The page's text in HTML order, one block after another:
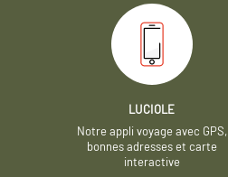
LUCIOLE
Notre appli voyage avec GPS,
bonnes adresses et carte
interactive